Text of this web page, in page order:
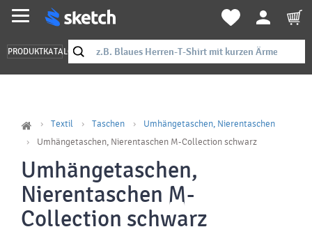
PRODUKTKATALOG
Textil Taschen
Umhängetaschen, Nierentaschen
Umhängetaschen, Nierentaschen M-Collection schwarz
Umhängetaschen,
Nierentaschen M-
Collection schwarz